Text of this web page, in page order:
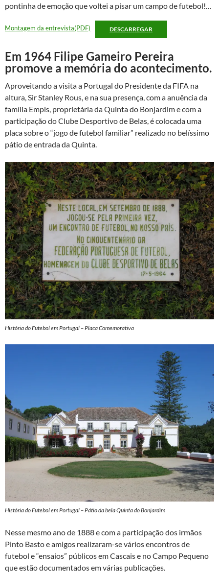
pontinha de emoção que voltei a pisar um campo de futebol!…
Montagem da entrevista(PDF) DESCARREGAR
Em 1964 Filipe Gameiro Pereira
promove a memória do acontecimento.
Aproveitando a visita a Portugal do Presidente da FIFA na
altura, Sir Stanley Rous, e na sua presença, com a anuência da
família Empis, proprietária da Quinta do Bonjardim e com a
participação do Clube Desportivo de Belas, é colocada uma
placa sobre o “jogo de futebol familiar” realizado no belíssimo
pátio de entrada da Quinta.
História do Futebol em Portugal – Placa Comemorativa
História do Futebol em Portugal – Pátio da bela Quinta do Bonjardim
Nesse mesmo ano de 1888 e com a participação dos irmãos
Pinto Basto e amigos realizaram-se vários encontros de
futebol e “ensaios” públicos em Cascais e no Campo Pequeno
que estão documentados em várias publicações.